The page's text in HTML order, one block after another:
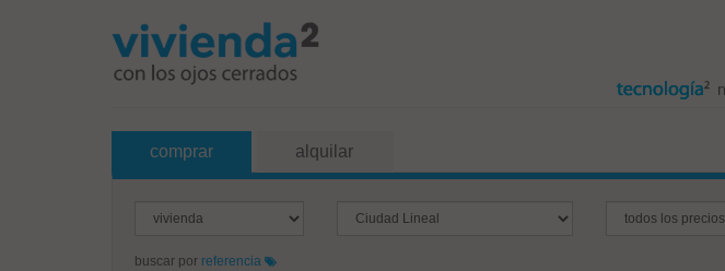
comprar alquilar
buscar por referencia